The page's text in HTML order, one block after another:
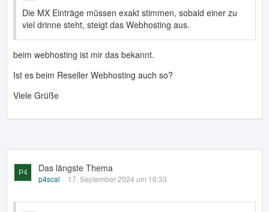
Die MX Einträge müssen exakt stimmen, sobald einer zu
viel drinne steht, steigt das Webhosting aus.
beim webhosting ist mir das bekannt.
Ist es beim Reseller Webhosting auch so?
Viele Grüße
Das längste Thema
p4scal 17. September 2024 um 16:33